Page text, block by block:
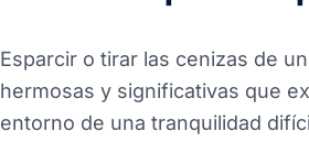
Esparcir o tirar las cenizas de
hermosas y significativas que
entorno de una tranquilidad